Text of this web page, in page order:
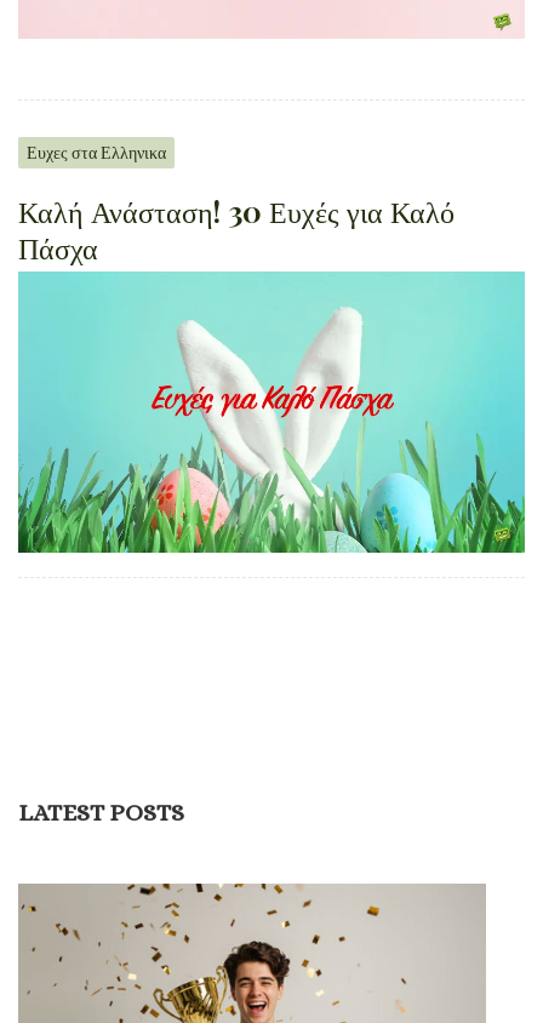
Ευχες στα Ελληνικα
Καλή Ανάσταση! 30 Ευχές για Καλό
Πάσχα
LATEST POSTS